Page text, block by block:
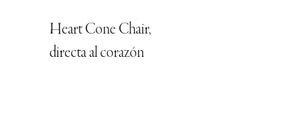
Heart Cone Chair,
directa al corazón